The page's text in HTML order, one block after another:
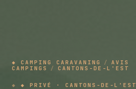
◆ CAMPING CARAVANING /
AVIS
CAMPINGS
/ CANTONS-DE-L'EST
◆ PRIVÉ · CANTONS-DE-L'EST